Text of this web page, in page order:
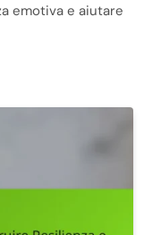
emotiva e aiutare